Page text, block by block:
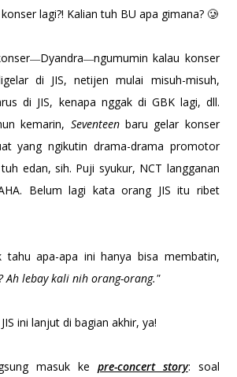
lagi?! Kalian tuh BU apa gimana? 🥲
—Dyandra—ngumumin kalau konser
di JIS, netijen mulai misuh-misuh,
di JIS, kenapa nggak di GBK lagi, dll.
kemarin, Seventeenbaru gelar konser
yang ngikutin drama-drama promotor
edan, sih. Puji syukur, NCT langganan
Belum lagi kata orang JIS itu ribet
tahu apa-apa ini hanya bisa membatin,
Ah lebay kali nih orang-orang."
ini lanjut di bagian akhir, ya!
masuk ke pre-concert story: soal